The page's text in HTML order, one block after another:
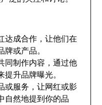
达成合作，让他们在
牌或产品。
同制作内容，通过他
提升品牌曝光。
或服务，让网红或影
自然地提到你的品